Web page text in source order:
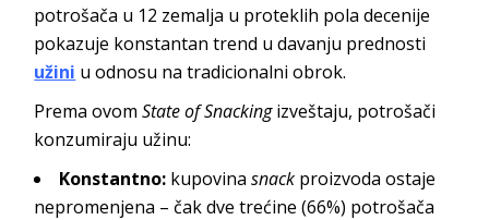
potrošača u 12 zemalja u proteklih pola decenije
pokazuje konstantan trend u davanju prednosti
užini u odnosu na tradicionalni obrok.
Prema ovomState of Snackingizveštaju, potrošači
konzumiraju užinu:
Konstantno: kupovinasnack proizvoda ostaje
nepromenjena – čak dve trećine (66%) potrošača